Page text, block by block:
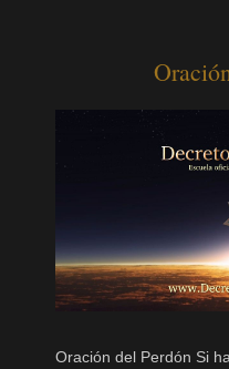
Oración del Perdón Si